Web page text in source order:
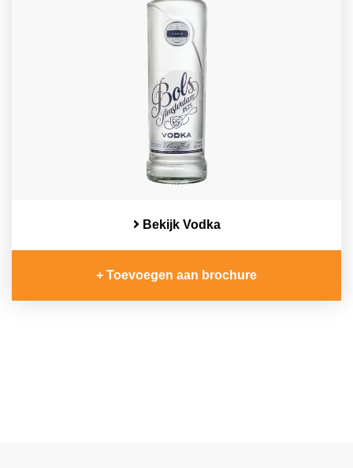
Bekijk Vodka
+ Toevoegen aan brochure